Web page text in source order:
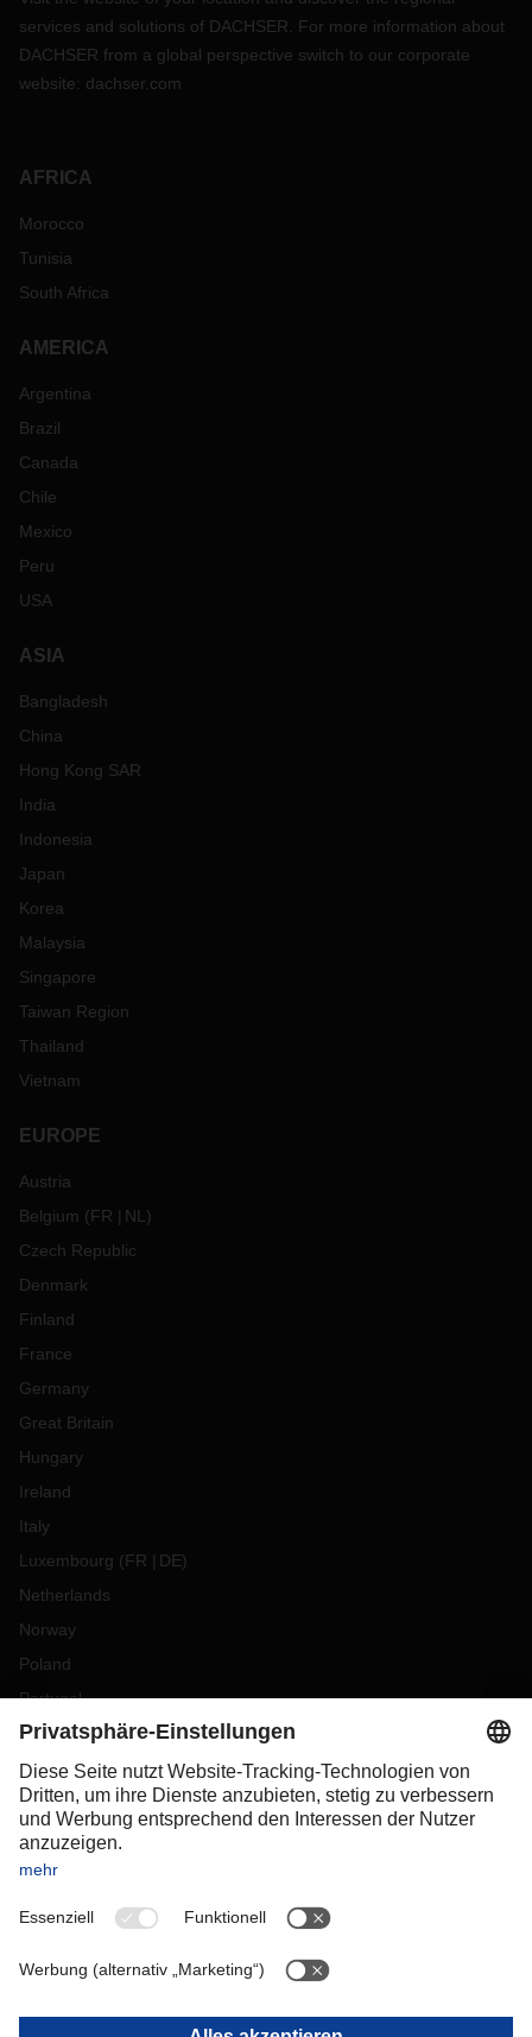
services and solutions of DACHSER. For more information about
DACHSER from a global perspective switch to our corporate
website: dachser.com
AFRICA
Morocco
Tunisia
South Africa
AMERICA
Argentina
Brazil
Canada
Chile
Mexico
Peru
USA
ASIA
Bangladesh
China
Hong Kong SAR
India
Indonesia
Japan
Korea
Malaysia
Singapore
Taiwan Region
Thailand
Vietnam
EUROPE
Austria
Belgium (FR NL )
Czech Republic
Denmark
Finland
France
Germany
Great Britain
Hungary
Ireland
Italy
Luxembourg (FR DE)
Netherlands
Norway
Poland
Portugal
Romania
Slovakia
Spain
Sweden
Switzerland
OCEANIA